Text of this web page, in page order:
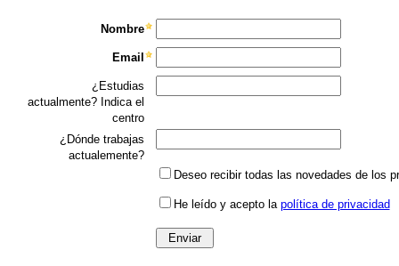
Nombre
Email
¿Estudias
actualmente? Indica el
centro
¿Dónde trabajas
actualemente?
Deseo recibir todas las novedades de los
He leído y acepto la política de privacidad